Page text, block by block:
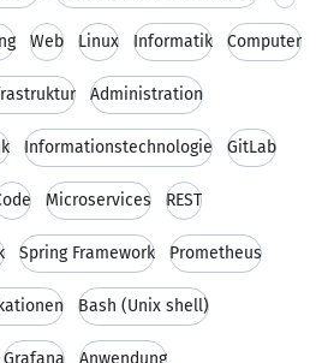
Web Linux Informatik Computer
Administration
Informationstechnologie GitLab
Microservices REST
Spring Framework Prometheus
Bash (Unix shell)
Grafana Anwendung